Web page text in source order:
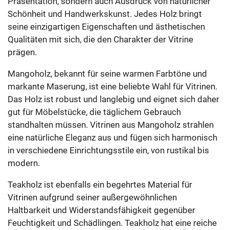
Schönheit und Handwerkskunst. Jedes Holz bringt
seine einzigartigen Eigenschaften und ästhetischen
Qualitäten mit sich, die den Charakter der Vitrine
prägen.
Mangoholz, bekannt für seine warmen Farbtöne und
markante Maserung, ist eine beliebte Wahl für Vitrinen.
Das Holz ist robust und langlebig und eignet sich daher
gut für Möbelstücke, die täglichem Gebrauch
standhalten müssen. Vitrinen aus Mangoholz strahlen
eine natürliche Eleganz aus und fügen sich harmonisch
in verschiedene Einrichtungsstile ein, von rustikal bis
modern.
Teakholz ist ebenfalls ein begehrtes Material für
Vitrinen aufgrund seiner außergewöhnlichen
Haltbarkeit und Widerstandsfähigkeit gegenüber
Feuchtigkeit und Schädlingen. Teakholz hat eine reiche